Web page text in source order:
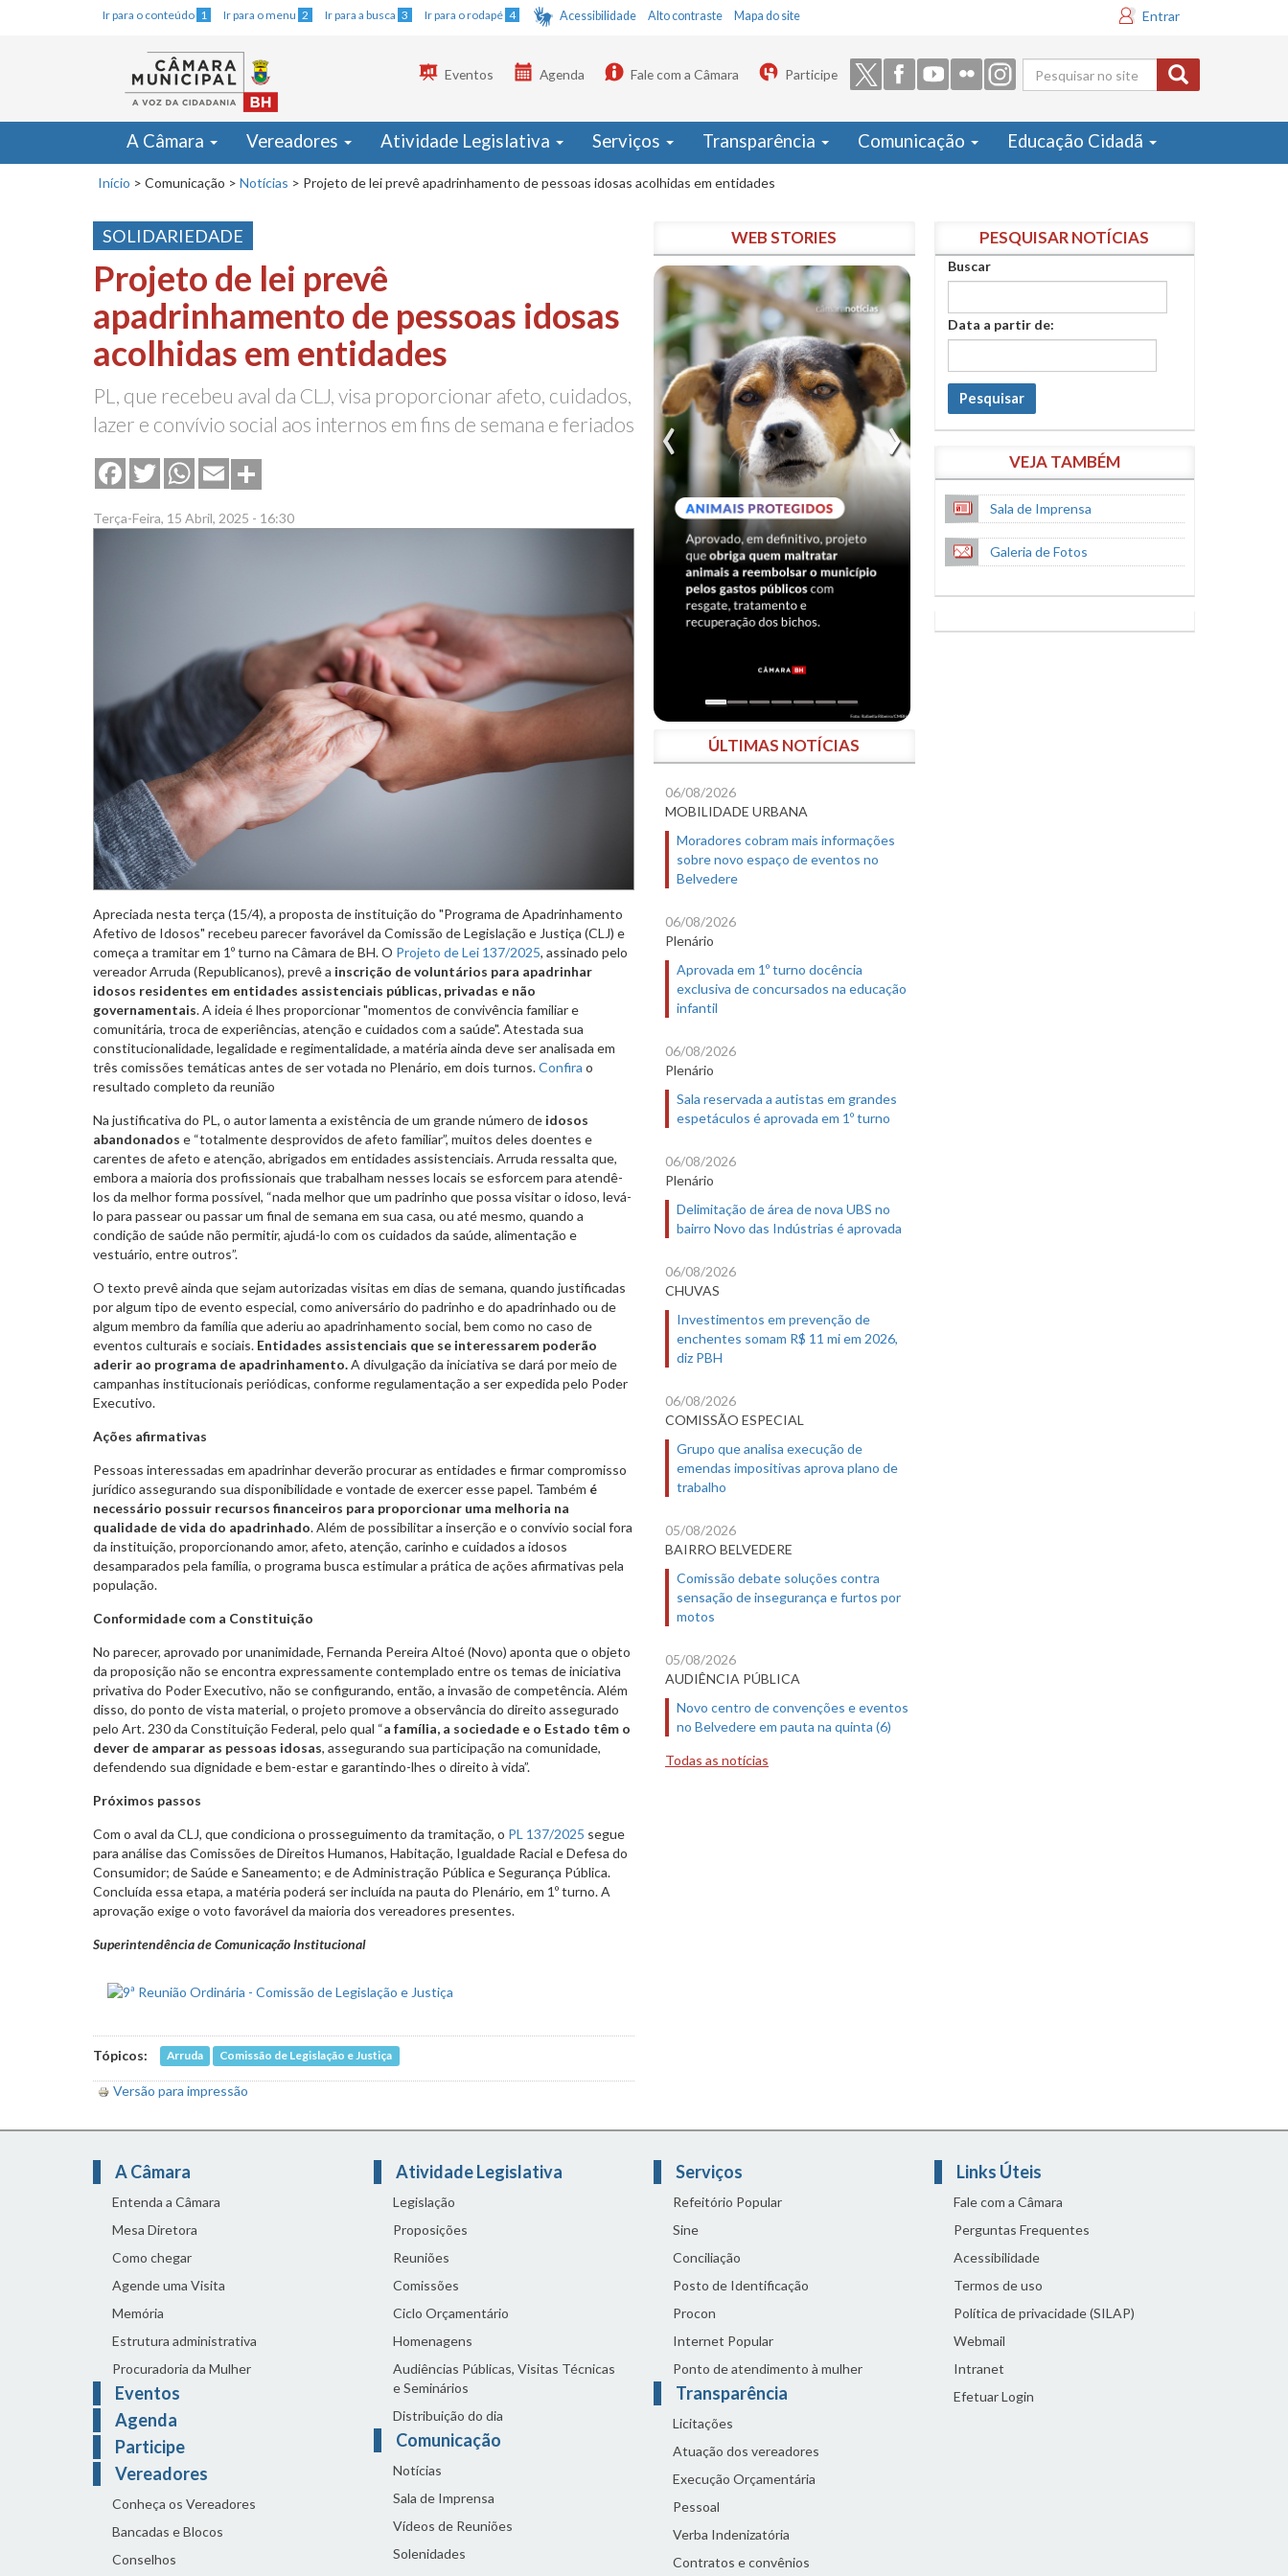
Ir para o conteúdo 1 Ir para o menu 2 Ir para a busca 3 Ir para o rodapé 4 Acessibilidade Alto contraste Mapa do site Entrar
Formulário
de busca
Eventos Agenda Fale com a Câmara Participe
A Câmara Vereadores Atividade Legislativa Serviços Transparência Comunicação Educação Cidadã
Início > Comunicação > Notícias > Projeto de lei prevê apadrinhamento de pessoas idosas acolhidas em entidades
SOLIDARIEDADE
Projeto de lei prevê
apadrinhamento de pessoas idosas
acolhidas em entidades
PL, que recebeu aval da CLJ, visa proporcionar afeto, cuidados,
lazer e convívio social aos internos em fins de semana e feriados
FacebookTwitterWhatsApp
Email
Terça-Feira, 15 Abril, 2025 - 16:30
Apreciada nesta terça (15/4), a proposta de instituição do "Programa de Apadrinhamento
Afetivo de Idosos" recebeu parecer favorável da Comissão de Legislação e Justiça (CLJ) e
começa a tramitar em 1º turno na Câmara de BH. O Projeto de Lei 137/2025, assinado pelo
vereador Arruda (Republicanos), prevê a inscrição de voluntários para apadrinhar
idosos residentes em entidades assistenciais públicas, privadas e não
governamentais. A ideia é lhes proporcionar "momentos de convivência familiar e
comunitária, troca de experiências, atenção e cuidados com a saúde". Atestada sua
constitucionalidade, legalidade e regimentalidade, a matéria ainda deve ser analisada em
três comissões temáticas antes de ser votada no Plenário, em dois turnos.Confira o
resultado completo da reunião
Na justificativa do PL, o autor lamenta a existência de um grande número de idosos
abandonados e “totalmente desprovidos de afeto familiar”, muitos deles doentes e
carentes de afeto e atenção, abrigados em entidades assistenciais. Arruda ressalta que,
embora a maioria dos profissionais que trabalham nesses locais se esforcem para atendê-
los da melhor forma possível, “nada melhor que um padrinho que possa visitar o idoso, levá-
lo para passear ou passar um final de semana em sua casa, ou até mesmo, quando a
condição de saúde não permitir, ajudá-lo com os cuidados da saúde, alimentação e
vestuário, entre outros”.
O texto prevê ainda que sejam autorizadas visitas em dias de semana, quando justificadas
por algum tipo de evento especial, como aniversário do padrinho e do apadrinhado ou de
algum membro da família que aderiu ao apadrinhamento social, bem como no caso de
eventos culturais e sociais. Entidades assistenciais que se interessarem poderão
aderir ao programa de apadrinhamento.A divulgação da iniciativa se dará por meio de
campanhas institucionais periódicas, conforme regulamentação a ser expedida pelo Poder
Executivo.
Ações afirmativas
Pessoas interessadas em apadrinhar deverão procurar as entidades e firmar compromisso
jurídico assegurando sua disponibilidade e vontade de exercer esse papel. Também é
necessário possuir recursos financeiros para proporcionar uma melhoria na
qualidade de vida do apadrinhado. Além de possibilitar a inserção e o convívio social fora
da instituição, proporcionando amor, afeto, atenção, carinho e cuidados a idosos
desamparados pela família, o programa busca estimular a prática de ações afirmativas pela
população.
Conformidade com a Constituição
No parecer, aprovado por unanimidade, Fernanda Pereira Altoé (Novo) aponta que o objeto
da proposição não se encontra expressamente contemplado entre os temas de iniciativa
privativa do Poder Executivo, não se configurando, então, a invasão de competência. Além
disso, do ponto de vista material, o projeto promove a observância do direito assegurado
pelo Art. 230 da Constituição Federal, pelo qual “a família, a sociedade e o Estado têm o
dever de amparar as pessoas idosas, assegurando sua participação na comunidade,
defendendo sua dignidade e bem-estar e garantindo-lhes o direito à vida”.
Próximos passos
Com o aval da CLJ, que condiciona o prosseguimento da tramitação, o PL 137/2025 segue
para análise das Comissões de Direitos Humanos, Habitação, Igualdade Racial e Defesa do
Consumidor; de Saúde e Saneamento; e de Administração Pública e Segurança Pública.
Concluída essa etapa, a matéria poderá ser incluída na pauta do Plenário, em 1º turno. A
aprovação exige o voto favorável da maioria dos vereadores presentes.
Superintendência de Comunicação Institucional
Tópicos: Arruda Comissão de Legislação e Justiça
Versão para impressão
WEB STORIES
ÚLTIMAS NOTÍCIAS
06/08/2026
MOBILIDADE URBANA
Moradores cobram mais informações
sobre novo espaço de eventos no
Belvedere
06/08/2026
Plenário
Aprovada em 1º turno docência
exclusiva de concursados na educação
infantil
06/08/2026
Plenário
Sala reservada a autistas em grandes
espetáculos é aprovada em 1º turno
06/08/2026
Plenário
Delimitação de área de nova UBS no
bairro Novo das Indústrias é aprovada
06/08/2026
CHUVAS
Investimentos em prevenção de
enchentes somam R$ 11 mi em 2026,
diz PBH
06/08/2026
COMISSÃO ESPECIAL
Grupo que analisa execução de
emendas impositivas aprova plano de
trabalho
05/08/2026
BAIRRO BELVEDERE
Comissão debate soluções contra
sensação de insegurança e furtos por
motos
05/08/2026
AUDIÊNCIA PÚBLICA
Novo centro de convenções e eventos
no Belvedere em pauta na quinta (6)
Todas as notícias
PESQUISAR NOTÍCIAS
Buscar
Data a partir de:
Pesquisar
VEJA TAMBÉM
Sala de Imprensa
Galeria de Fotos
A Câmara
Entenda a Câmara
Mesa Diretora
Como chegar
Agende uma Visita
Memória
Estrutura administrativa
Procuradoria da Mulher
Eventos
Agenda
Participe
Vereadores
Conheça os Vereadores
Bancadas e Blocos
Conselhos
Atividade Legislativa
Legislação
Proposições
Reuniões
Comissões
Ciclo Orçamentário
Homenagens
Audiências Públicas, Visitas Técnicas
e Seminários
Distribuição do dia
Comunicação
Notícias
Sala de Imprensa
Vídeos de Reuniões
Solenidades
Serviços
Refeitório Popular
Sine
Conciliação
Posto de Identificação
Procon
Internet Popular
Ponto de atendimento à mulher
Transparência
Licitações
Atuação dos vereadores
Execução Orçamentária
Pessoal
Verba Indenizatória
Contratos e convênios
Links Úteis
Fale com a Câmara
Perguntas Frequentes
Acessibilidade
Termos de uso
Política de privacidade (SILAP)
Webmail
Intranet
Efetuar Login